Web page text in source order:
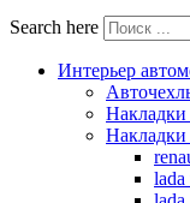
Search here
Интерьер
Накладки
Накладки
lada